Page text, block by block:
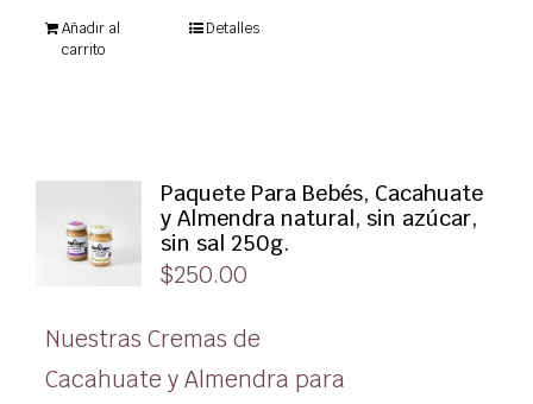
Añadir al
carrito
Detalles
Paquete Para Bebés, Cacahuate
y Almendra natural, sin azúcar,
sin sal 250g.
$250.00
Nuestras Cremas de
Cacahuate y Almendra para